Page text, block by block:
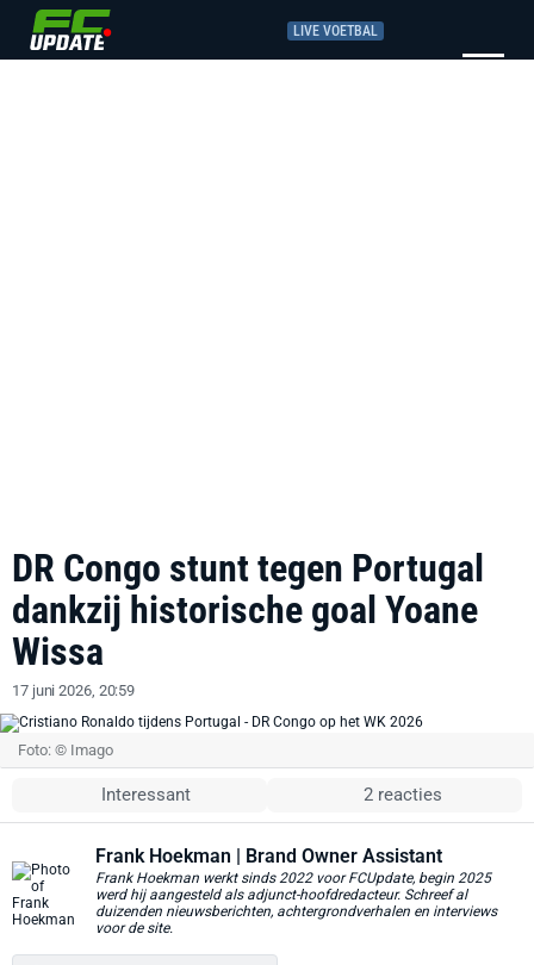
LIVE VOETBAL
DR Congo stunt tegen Portugal
dankzij historische goal Yoane
Wissa
17 juni 2026, 20:59
Foto: © Imago
Interessant 2 reacties
Frank Hoekman | Brand Owner Assistant
Frank Hoekman werkt sinds 2022 voor FCUpdate, begin 2025
werd hij aangesteld als adjunct-hoofdredacteur. Schreef al
duizenden nieuwsberichten, achtergrondverhalen en interviews
voor de site.